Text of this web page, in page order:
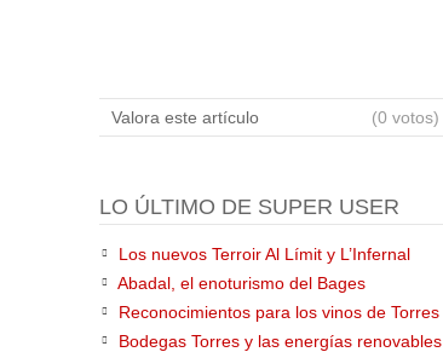
Valora este artículo (0 votos)
LO ÚLTIMO DE SUPER USER
Los nuevos Terroir Al Límit y L’Infernal
Abadal, el enoturismo del Bages
Reconocimientos para los vinos de Torres
Bodegas Torres y las energías renovables